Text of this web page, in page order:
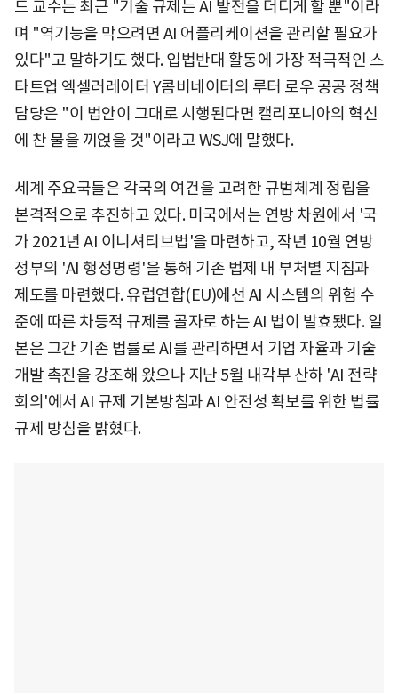
드 교수는 최근 "기술 규제는 AI 발전을 더디게 할 뿐"이라
며 "역기능을 막으려면 AI 어플리케이션을 관리할 필요가
있다"고 말하기도 했다. 입법반대 활동에 가장 적극적인 스
타트업 엑셀러레이터 Y콤비네이터의 루터 로우 공공 정책
담당은 "이 법안이 그대로 시행된다면 캘리포니아의 혁신
에 찬 물을 끼얹을 것"이라고 WSJ에 말했다.
세계 주요국들은 각국의 여건을 고려한 규범체계 정립을
본격적으로 추진하고 있다. 미국에서는 연방 차원에서 '국
가 2021년 AI 이니셔티브법'을 마련하고, 작년 10월 연방
정부의 'AI 행정명령'을 통해 기존 법제 내 부처별 지침과
제도를 마련했다. 유럽연합(EU)에선 AI 시스템의 위험 수
준에 따른 차등적 규제를 골자로 하는 AI 법이 발효됐다. 일
본은 그간 기존 법률로 AI를 관리하면서 기업 자율과 기술
개발 촉진을 강조해 왔으나 지난 5월 내각부 산하 'AI 전략
회의'에서 AI 규제 기본방침과 AI 안전성 확보를 위한 법률
규제 방침을 밝혔다.